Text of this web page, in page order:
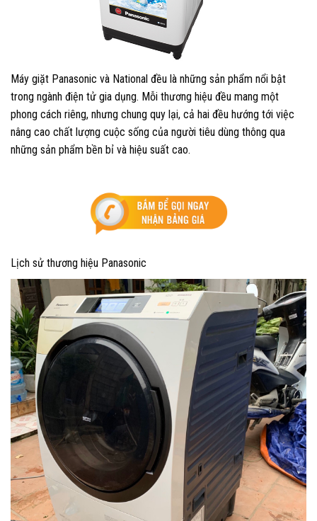
Máy giặt Panasonic và National đều là những sản phẩm nổi bật
trong ngành điện tử gia dụng. Mỗi thương hiệu đều mang một
phong cách riêng, nhưng chung quy lại, cả hai đều hướng tới việc
nâng cao chất lượng cuộc sống của người tiêu dùng thông qua
những sản phẩm bền bỉ và hiệu suất cao.
Lịch sử thương hiệu Panasonic